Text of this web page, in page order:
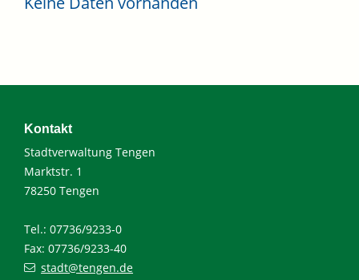
Kontakt
Stadtverwaltung Tengen
Marktstr. 1
78250 Tengen
Tel.: 07736/9233-0
Fax: 07736/9233-40
stadt@tengen.de